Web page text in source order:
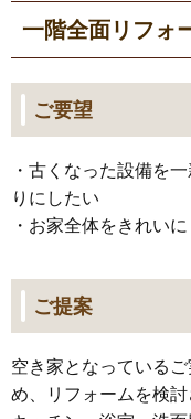
一階全面リフォ
ご要望
・古くなった設備を
りにしたい
・お家全体をきれい
ご提案
空き家となっている
め、リフォームを検討